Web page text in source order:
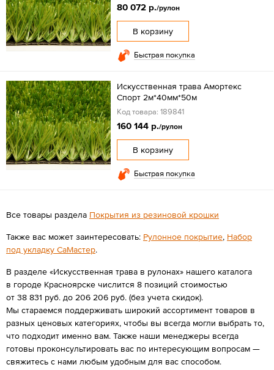
80 072 р./рулон
В корзину
Быстрая покупка
Искусственная трава Амортекс
Спорт 2м*40мм*50м
Код товара: 189841
160 144 р./рулон
В корзину
Быстрая покупка
Все товары раздела Покрытия из резиновой крошки
Также вас может заинтересовать: Рулонное покрытие, Набор
под укладку СаМастер.
В разделе «Искусственная трава в рулонах» нашего каталога
в городе Красноярске числится 8 позиций стоимостью
от 38 831 руб. до 206 206 руб. (без учета скидок).
Мы стараемся поддерживать широкий ассортимент товаров в
разных ценовых категориях, чтобы вы всегда могли выбрать то,
что подходит именно вам. Также наши менеджеры всегда
готовы проконсультировать вас по интересующим вопросам —
свяжитесь с нами любым удобным для вас способом.